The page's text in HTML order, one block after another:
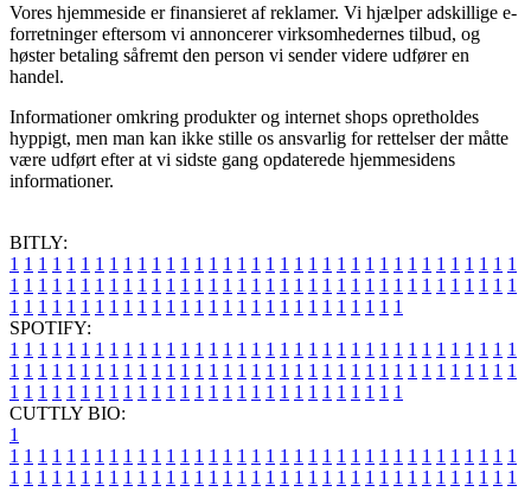
Vores hjemmeside er finansieret af reklamer. Vi hjælper adskillige e-
forretninger eftersom vi annoncerer virksomhedernes tilbud, og
høster betaling såfremt den person vi sender videre udfører en
handel.
Informationer omkring produkter og internet shops opretholdes
hyppigt, men man kan ikke stille os ansvarlig for rettelser der måtte
være udført efter at vi sidste gang opdaterede hjemmesidens
informationer.
BITLY:
1 1 1 1 1 1 1 1 1 1 1 1 1 1 1 1 1 1 1 1 1 1 1 1 1 1 1 1 1 1 1 1 1 1 1 1
1 1 1 1 1 1 1 1 1 1 1 1 1 1 1 1 1 1 1 1 1 1 1 1 1 1 1 1 1 1 1 1 1 1 1 1
1 1 1 1 1 1 1 1 1 1 1 1 1 1 1 1 1 1 1 1 1 1 1 1 1 1 1 1
SPOTIFY:
1 1 1 1 1 1 1 1 1 1 1 1 1 1 1 1 1 1 1 1 1 1 1 1 1 1 1 1 1 1 1 1 1 1 1 1
1 1 1 1 1 1 1 1 1 1 1 1 1 1 1 1 1 1 1 1 1 1 1 1 1 1 1 1 1 1 1 1 1 1 1 1
1 1 1 1 1 1 1 1 1 1 1 1 1 1 1 1 1 1 1 1 1 1 1 1 1 1 1 1
CUTTLY BIO:
1
1 1 1 1 1 1 1 1 1 1 1 1 1 1 1 1 1 1 1 1 1 1 1 1 1 1 1 1 1 1 1 1 1 1 1 1
1 1 1 1 1 1 1 1 1 1 1 1 1 1 1 1 1 1 1 1 1 1 1 1 1 1 1 1 1 1 1 1 1 1 1 1